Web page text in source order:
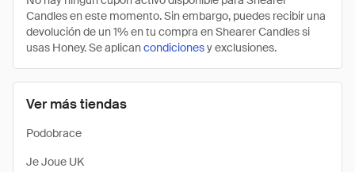
Ver más tiendas
Podobrace
Je Joue UK
Candles en este momento. Sin embargo, puedes recibir una
devolución de un 1% en tu compra en Shearer Candles si
usas Honey. Se aplicancondicionesy exclusiones.